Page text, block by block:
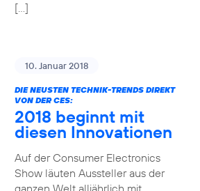
[…]
10. Januar 2018
DIE NEUSTEN TECHNIK-TRENDS DIREKT
VON DER CES:
2018 beginnt mit
diesen Innovationen
Auf der Consumer Electronics
Show läuten Aussteller aus der
ganzen Welt alljährlich mit